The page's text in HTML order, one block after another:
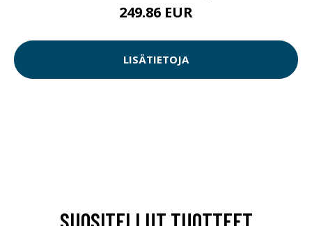
249.86 EUR
LISÄTIETOJA
SUOSITELLUT TUOTTEET